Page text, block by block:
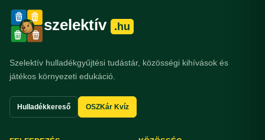
szelektív .hu
Szelektív hulladékgyűjtési tudástár, közösségi kihívások és
játékos környezeti edukáció.
Hulladékkereső OSZKár Kvíz